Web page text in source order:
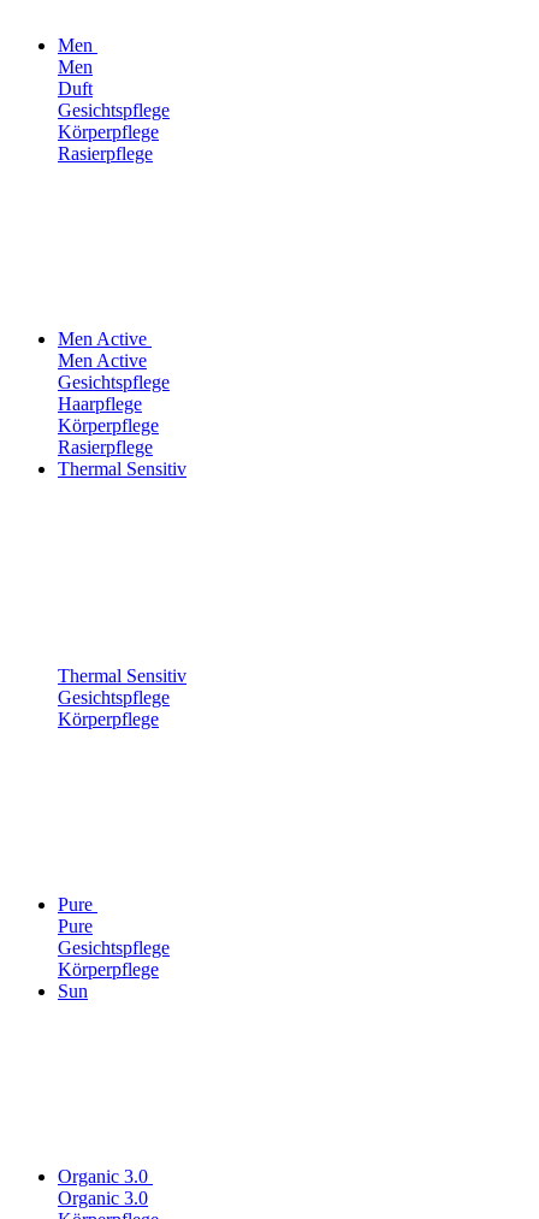
Men
Men
Duft
Gesichtspflege
Körperpflege
Rasierpflege
Men Active
Men Active
Gesichtspflege
Haarpflege
Körperpflege
Rasierpflege
Thermal Sensitiv
Thermal Sensitiv
Gesichtspflege
Körperpflege
Pure
Pure
Gesichtspflege
Körperpflege
Sun
Organic 3.0
Organic 3.0